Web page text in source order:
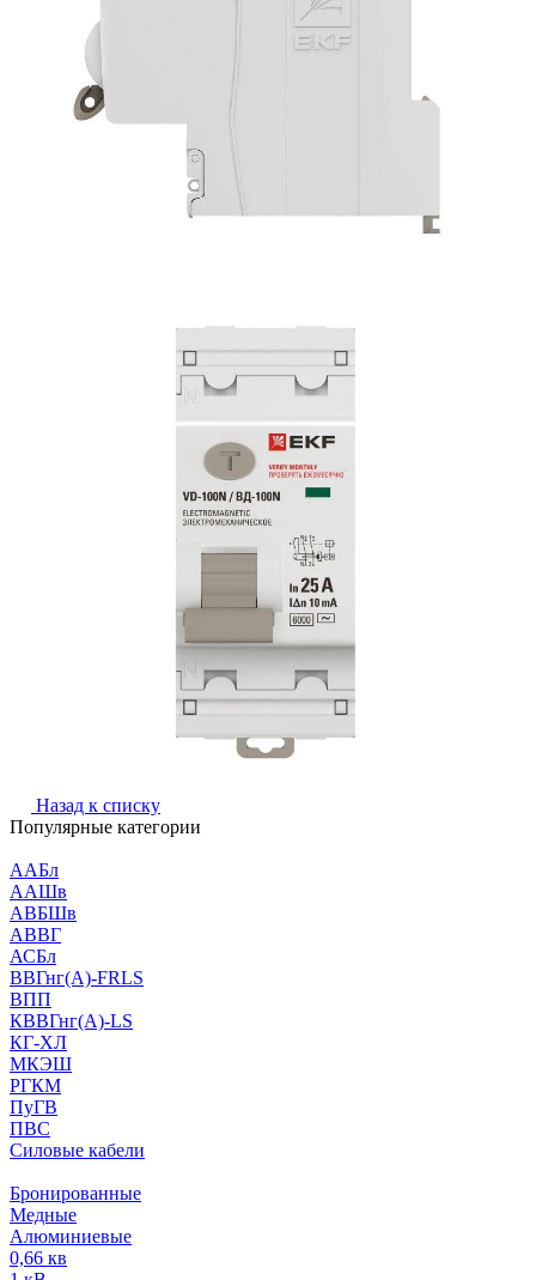
Назад к списку
Популярные категории
ААБл
ААШв
АВБШв
АВВГ
АСБл
ВВГнг(А)-FRLS
ВПП
КВВГнг(А)-LS
КГ-ХЛ
МКЭШ
РГКМ
ПуГВ
ПВС
Силовые кабели
Бронированные
Медные
Алюминиевые
0,66 кв